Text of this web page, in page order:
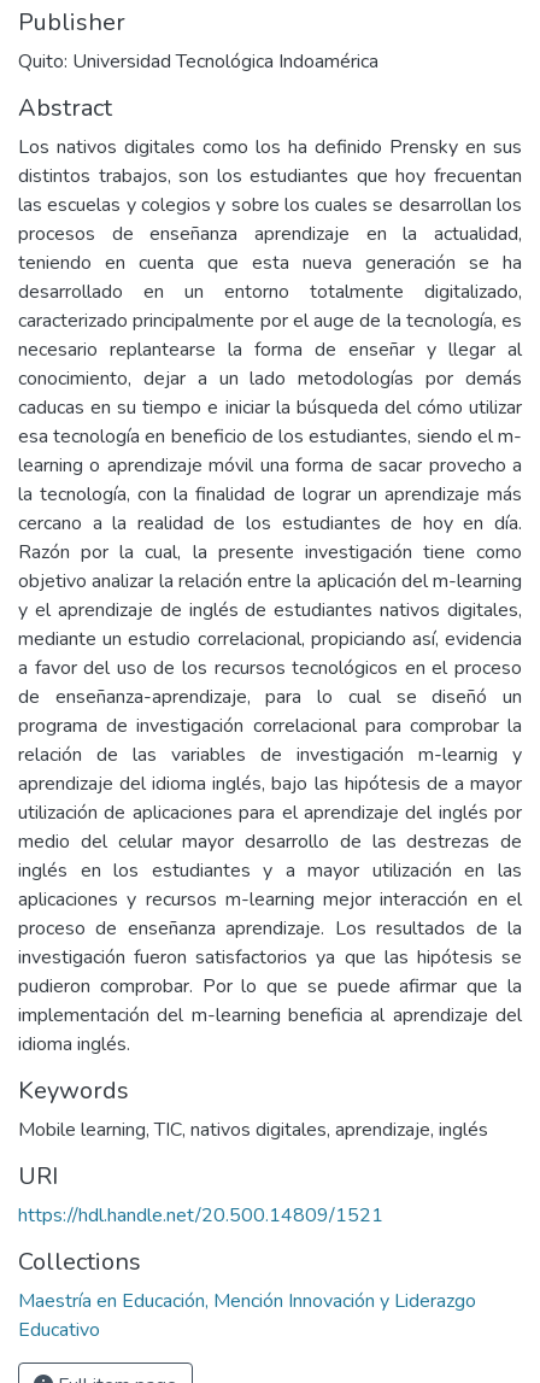
Publisher
Quito: Universidad Tecnológica Indoamérica
Abstract
Los nativos digitales como los ha definido Prensky en sus
distintos trabajos, son los estudiantes que hoy frecuentan
las escuelas y colegios y sobre los cuales se desarrollan los
procesos de enseñanza aprendizaje en la actualidad,
teniendo en cuenta que esta nueva generación se ha
desarrollado en un entorno totalmente digitalizado,
caracterizado principalmente por el auge de la tecnología, es
necesario replantearse la forma de enseñar y llegar al
conocimiento, dejar a un lado metodologías por demás
caducas en su tiempo e iniciar la búsqueda del cómo utilizar
esa tecnología en beneficio de los estudiantes, siendo el m-
learning o aprendizaje móvil una forma de sacar provecho a
la tecnología, con la finalidad de lograr un aprendizaje más
cercano a la realidad de los estudiantes de hoy en día.
Razón por la cual, la presente investigación tiene como
objetivo analizar la relación entre la aplicación del m-learning
y el aprendizaje de inglés de estudiantes nativos digitales,
mediante un estudio correlacional, propiciando así, evidencia
a favor del uso de los recursos tecnológicos en el proceso
de enseñanza-aprendizaje, para lo cual se diseñó un
programa de investigación correlacional para comprobar la
relación de las variables de investigación m-learnig y
aprendizaje del idioma inglés, bajo las hipótesis de a mayor
utilización de aplicaciones para el aprendizaje del inglés por
medio del celular mayor desarrollo de las destrezas de
inglés en los estudiantes y a mayor utilización en las
aplicaciones y recursos m-learning mejor interacción en el
proceso de enseñanza aprendizaje. Los resultados de la
investigación fueron satisfactorios ya que las hipótesis se
pudieron comprobar. Por lo que se puede afirmar que la
implementación del m-learning beneficia al aprendizaje del
idioma inglés.
Keywords
Mobile learning,TIC, nativos digitales, aprendizaje, inglés
URI
https://hdl.handle.net/20.500.14809/1521
Collections
Maestría en Educación, Mención Innovación y Liderazgo
Educativo